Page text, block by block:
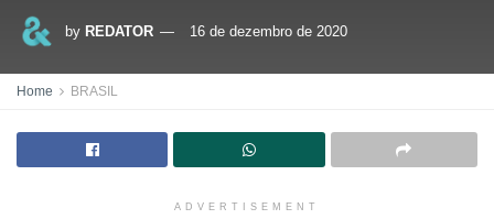
by REDATOR 16 de dezembro de 2020
Home BRASIL
ADVERTISEMENT